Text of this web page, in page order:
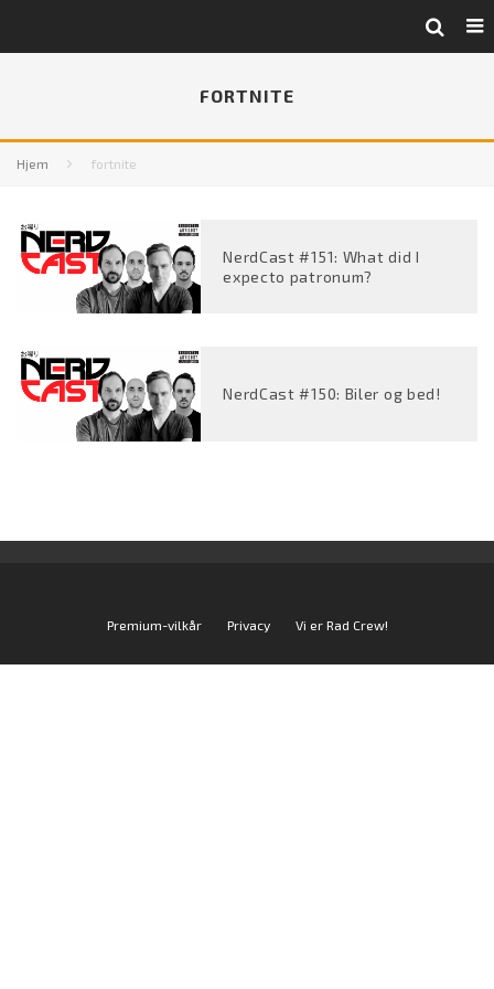
FORTNITE
Hjem fortnite
NerdCast #151: What did I
expecto patronum?
NerdCast #150: Biler og bed!
Premium-vilkår Privacy Vi er Rad Crew!